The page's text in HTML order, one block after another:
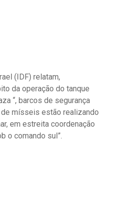
(IDF) relatam,
da operação do tanque
“, barcos de segurança
mísseis estão realizando
em estreita coordenação
o comando sul”.